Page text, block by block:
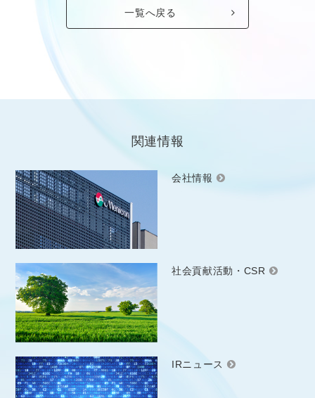
一覧へ戻る
関連情報
会社情報
社会貢献活動・CSR
IRニュース